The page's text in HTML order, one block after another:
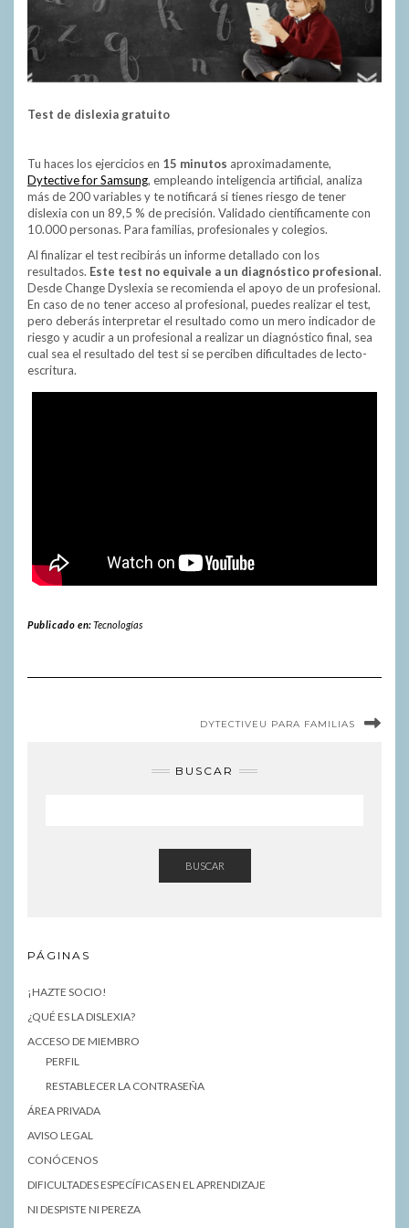
Test de dislexia gratuito
Tu haces los ejercicios en 15 minutos aproximadamente,
Dytective for Samsung, empleando inteligencia artificial, analiza
más de 200 variables y te notificará si tienes riesgo de tener
dislexia con un 89,5 % de precisión. Validado científicamente con
10.000 personas. Para familias, profesionales y colegios.
Al finalizar el test recibirás un informe detallado con los
resultados. Este test no equivale a un diagnóstico profesional.
Desde Change Dyslexia se recomienda el apoyo de un profesional.
En caso de no tener acceso al profesional, puedes realizar el test,
pero deberás interpretar el resultado como un mero indicador de
riesgo y acudir a un profesional a realizar un diagnóstico final, sea
cual sea el resultado del test si se perciben dificultades de lecto-
escritura.
Publicado en:Tecnologías
DYTECTIVEU PARA FAMILIAS
BUSCAR
BUSCAR
PÁGINAS
¡HAZTE SOCIO!
¿QUÉ ES LA DISLEXIA?
ACCESO DE MIEMBRO
PERFIL
RESTABLECER LA CONTRASEÑA
ÁREA PRIVADA
AVISO LEGAL
CONÓCENOS
DIFICULTADES ESPECÍFICAS EN EL APRENDIZAJE
NI DESPISTE NI PEREZA